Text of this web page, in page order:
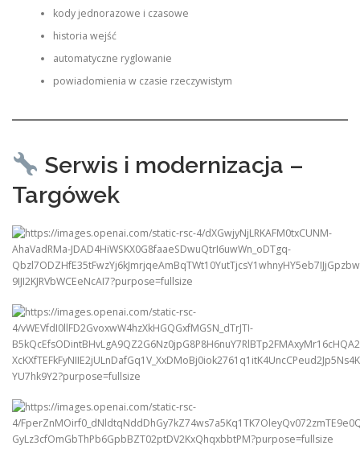
kody jednorazowe i czasowe
historia wejść
automatyczne ryglowanie
powiadomienia w czasie rzeczywistym
Serwis i modernizacja –
Targówek